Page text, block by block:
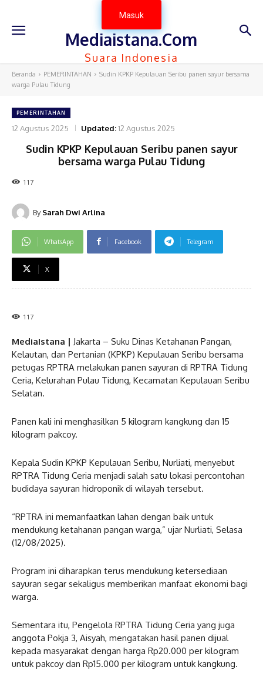
Masuk
Mediaistana.Com
Suara Indonesia
Beranda PEMERINTAHAN
Sudin KPKP Kepulauan Seribu panen sayur bersama
warga Pulau Tidung
PEMERINTAHAN
12 Agustus 2025 Updated:12 Agustus 2025
Sudin KPKP Kepulauan Seribu panen sayur
bersama warga Pulau Tidung
117
By Sarah Dwi Arlina
WhatsApp Facebook Telegram
X
117
MediaIstana | Jakarta – Suku Dinas Ketahanan Pangan,
Kelautan, dan Pertanian (KPKP) Kepulauan Seribu bersama
petugas RPTRA melakukan panen sayuran di RPTRA Tidung
Ceria, Kelurahan Pulau Tidung, Kecamatan Kepulauan Seribu
Selatan.
Panen kali ini menghasilkan 5 kilogram kangkung dan 15
kilogram pakcoy.
Kepala Sudin KPKP Kepulauan Seribu, Nurliati, menyebut
RPTRA Tidung Ceria menjadi salah satu lokasi percontohan
budidaya sayuran hidroponik di wilayah tersebut.
“RPTRA ini memanfaatkan lahan dengan baik untuk
mendukung ketahanan pangan warga,” ujar Nurliati, Selasa
(12/08/2025).
Program ini diharapkan terus mendukung ketersediaan
sayuran segar sekaligus memberikan manfaat ekonomi bagi
warga.
Sementara itu, Pengelola RPTRA Tidung Ceria yang juga
anggota Pokja 3, Aisyah, mengatakan hasil panen dijual
kepada masyarakat dengan harga Rp20.000 per kilogram
untuk pakcoy dan Rp15.000 per kilogram untuk kangkung.